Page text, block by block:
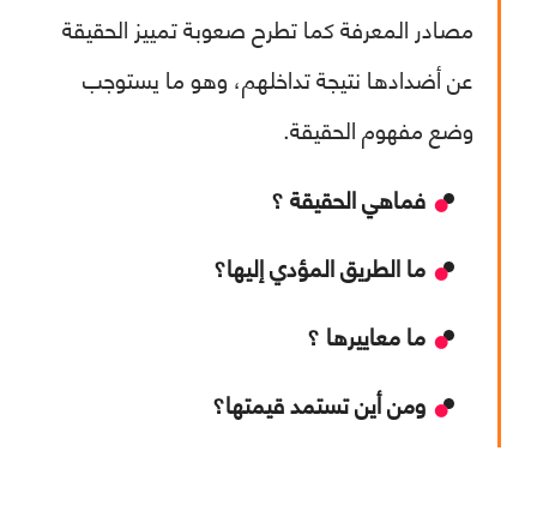
مصادر المعرفة كما تطرح صعوبة تمييز الحقيقة
عن أضدادها نتيجة تداخلهم، وهو ما يستوجب
وضع مفهوم الحقيقة.
فماهي الحقيقة ؟
ما الطريق المؤدي إليها؟
ما معاييرها ؟
ومن أين تستمد قيمتها؟